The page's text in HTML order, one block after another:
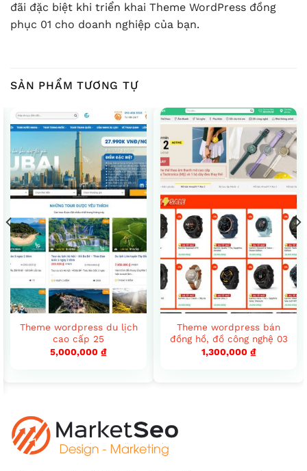
đãi đặc biệt khi triển khai Theme WordPress đồng
phục 01 cho doanh nghiệp của bạn.
SẢN PHẨM TƯƠNG TỰ
Theme wordpress du lịch
cao cấp 25
5,000,000 ₫
Theme wordpress bán
đồng hồ, đồ công nghệ 03
1,300,000 ₫